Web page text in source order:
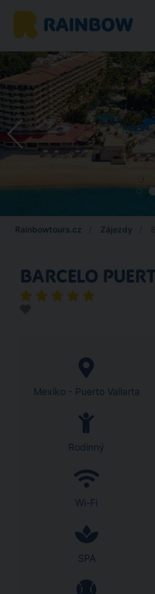
Rainbowtours.cz Zájezdy
BARCELO
Mexiko - Puerto Vallarta
Rodinný
Wi-Fi
SPA